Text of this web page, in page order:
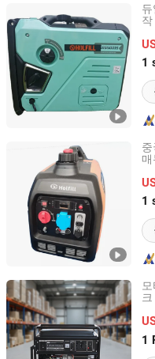
1
Chongqing Fuwang
Ltd.
Chongqing, China
1
Chongqing Fuwang
Chongqing, China
시
1
Fujian Diou Power Co.,
Fujian, China